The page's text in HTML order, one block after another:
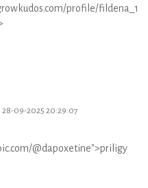
profile/
28-09-2025 20:29:07
@dapoxetine">priligy